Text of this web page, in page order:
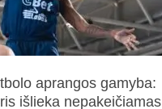
aprangos gamyba:
išlieka nepakeičiamas